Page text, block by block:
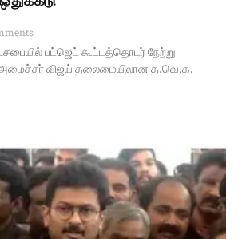
பட்ஜெட் கூட்டத்தொடர் நேற்று
விஜய் தலைமையிலான த.வெ.க.